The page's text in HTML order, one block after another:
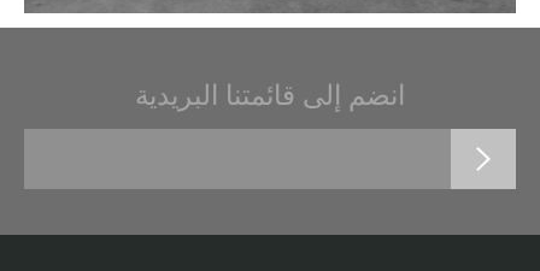
انضم إلى قائمتنا البريدية